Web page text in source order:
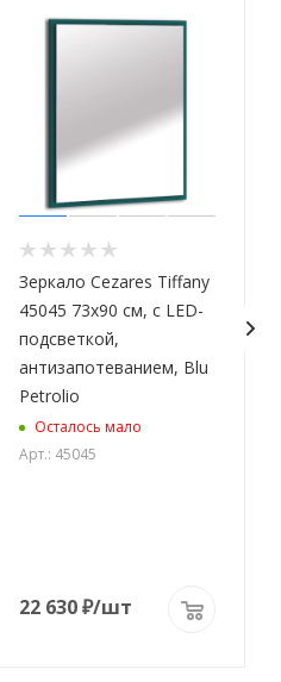
Зеркало Cezares Tiffany
45045 73x90 см, с LED-
подсветкой,
антизапотеванием, Blu
Petrolio
Осталось мало
Арт.: 45045
22 630₽/шт